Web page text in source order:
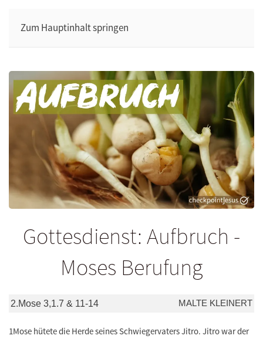
Zum Hauptinhalt springen
Gottesdienst: Aufbruch -
Moses Berufung
2.Mose 3,1.7 & 11-14 MALTE KLEINERT
1Mose hütete die Herde seines Schwiegervaters Jitro. Jitro war der